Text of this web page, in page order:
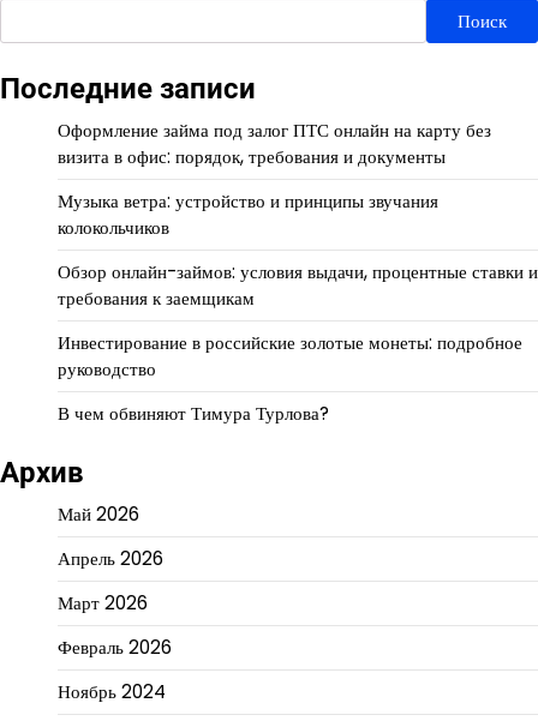
Поиск
Последние записи
Оформление займа под залог ПТС онлайн на карту без
визита в офис: порядок, требования и документы
Музыка ветра: устройство и принципы звучания
колокольчиков
Обзор онлайн-займов: условия выдачи, процентные ставки и
требования к заемщикам
Инвестирование в российские золотые монеты: подробное
руководство
В чем обвиняют Тимура Турлова?
Архив
Май 2026
Апрель 2026
Март 2026
Февраль 2026
Ноябрь 2024